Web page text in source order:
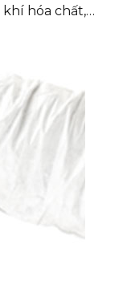
hóa chất,…